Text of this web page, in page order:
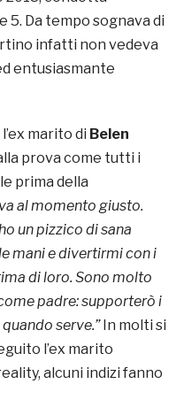
5. Da tempo sognava di
infatti non vedeva
entusiasmante
l’ex marito di Belen
prova come tutti i
prima della
al momento giusto.
un pizzico di sana
mani e divertirmi con i
di loro. Sono molto
padre: supporterò i
serve.” In molti si
l’ex marito
alcuni indizi fanno